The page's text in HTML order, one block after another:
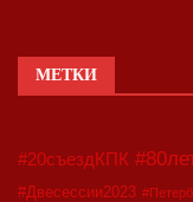
МЕТКИ
#20съездКПК
#Двесессии2023